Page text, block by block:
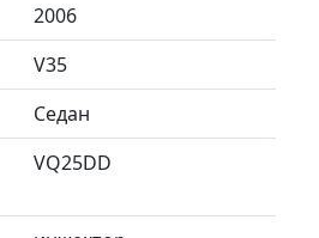
2006
V35
Седан
VQ25DD